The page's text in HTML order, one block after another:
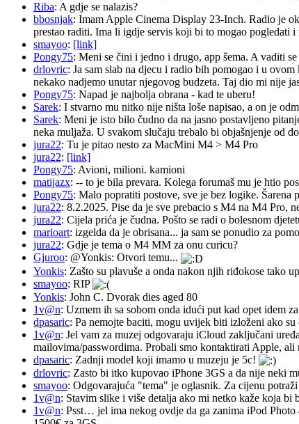
Riba: A gdje se nalazis?
bbosnjak: Imam Apple Cinema Display 23-Inch. Radio je
prestao raditi. Ima li igdje servis koji bi to mogao pogledati
smayoo: [link]
Pongy75: Meni se čini i jedno i drugo, app šema. A vaditi
drlovric: Ja sam slab na djecu i radio bih pomogao i u
nekako nadjemo unutar njegovog budzeta. Taj dio mi nije
Pongy75: Napad je najbolja obrana - kad te uberu!
Sarek: I stvarno mu nitko nije ništa loše napisao, a on je
Sarek: Meni je isto bilo čudno da na jasno postavljeno
neka muljaža. U svakom slučaju trebalo bi objašnjenje od
jura22: Tu je pitao nesto za MacMini M4 > M4 Pro
jura22: [link]
Pongy75: Avioni, milioni. kamioni
matijazx: -- to je bila prevara. Kolega forumaš mu je htio
Pongy75: Malo popratiti postove, sve je bez logike. Šarena
jura22: 8.2.2025. Pise da je sve prebacio s M4 na M4 Pro,
jura22: Cijela prića je čudna. Pošto se radi o bolesnom
marioart: izgelda da je obrisana... ja sam se ponudio za
jura22: Gdje je tema o M4 MM za onu curicu?
Gjuroo: @Yonkis: Otvori temu...
Yonkis: Zašto su plavuše a onda nakon njih riđokose tako
smayoo: RIP
Yonkis: John C. Dvorak dies aged 80
1v@n: Uzmem ih sa sobom onda idući put kad opet idem
dpasaric: Pa nemojte baciti, mogu uvijek biti izloženi ako su
1v@n: Jel vam za muzej odgovaraju iCloud zaključani
mailovima/passwordima. Probali smo kontaktirati Apple,
dpasaric: Zadnji model koji imamo u muzeju je 5c!
drlovric: Zasto bi itko kupovao iPhone 3GS a da nije neki
smayoo: Odgovarajuća "tema" je oglasnik. Za cijenu
1v@n: Stavim slike i više detalja ako mi netko kaže koja bi
1v@n: Psst… jel ima nekog ovdje da ga zanima iPod